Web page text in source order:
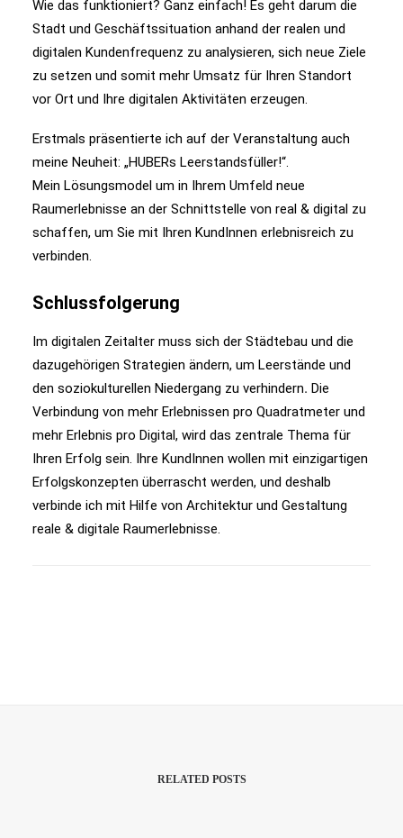
Wie das funktioniert? Ganz einfach! Es geht darum die
Stadt und Geschäftssituation anhand der realen und
digitalen Kundenfrequenz zu analysieren, sich neue Ziele
zu setzen und somit mehr Umsatz für Ihren Standort
vor Ort und Ihre digitalen Aktivitäten erzeugen.
Erstmals präsentierte ich auf der Veranstaltung auch
meine Neuheit: „HUBERs Leerstandsfüller!“.
Mein Lösungsmodel um in Ihrem Umfeld neue
Raumerlebnisse an der Schnittstelle von real & digital zu
schaffen, um Sie mit Ihren KundInnen erlebnisreich zu
verbinden.
Schlussfolgerung
Im digitalen Zeitalter muss sich der Städtebau und die
dazugehörigen Strategien ändern, um Leerstände und
den soziokulturellen Niedergang zu verhindern. Die
Verbindung von mehr Erlebnissen pro Quadratmeter und
mehr Erlebnis pro Digital, wird das zentrale Thema für
Ihren Erfolg sein. Ihre KundInnen wollen mit einzigartigen
Erfolgskonzepten überrascht werden, und deshalb
verbinde ich mit Hilfe von Architektur und Gestaltung
reale & digitale Raumerlebnisse.
RELATED POSTS